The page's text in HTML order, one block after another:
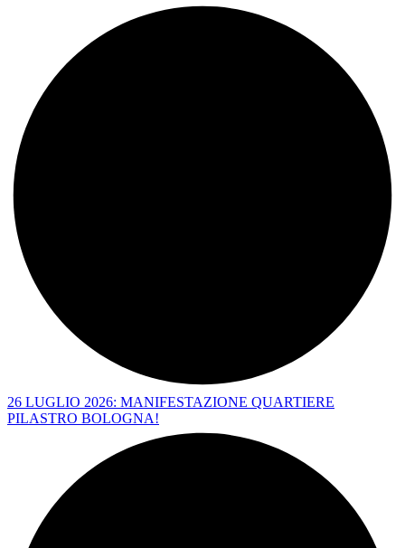
26 LUGLIO 2026: MANIFESTAZIONE QUARTIERE
PILASTRO BOLOGNA!